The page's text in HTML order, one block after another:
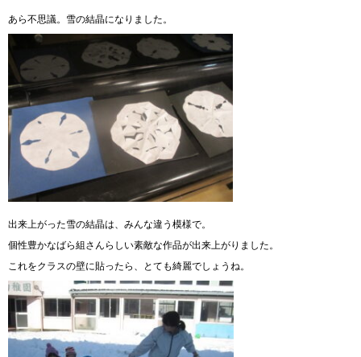
あら不思議。雪の結晶になりました。
出来上がった雪の結晶は、みんな違う模様で。
個性豊かなばら組さんらしい素敵な作品が出来上がりました。
これをクラスの壁に貼ったら、とても綺麗でしょうね。